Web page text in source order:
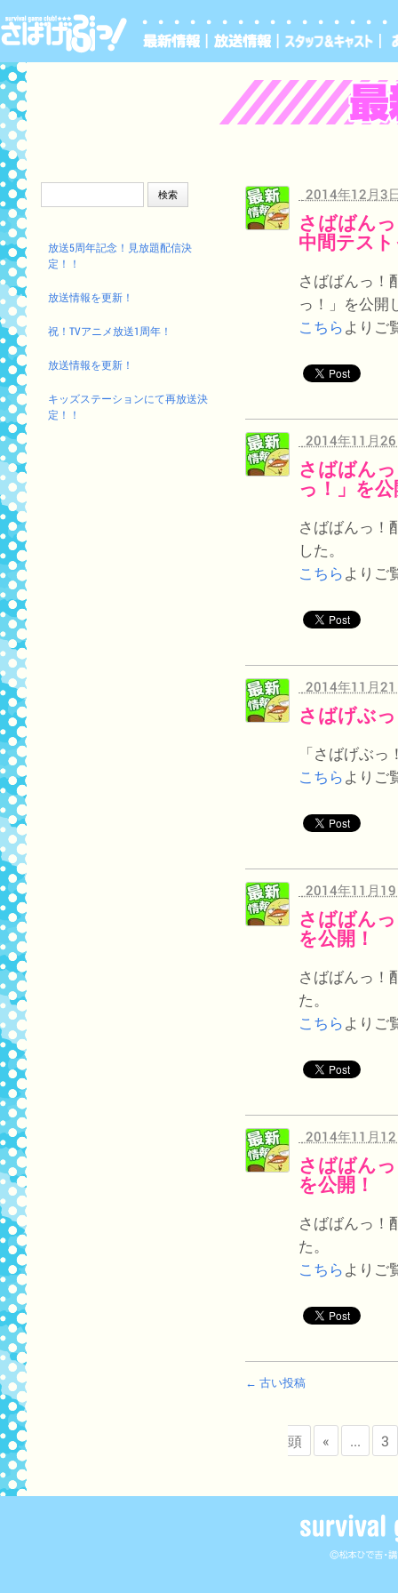
検索:
放送5周年記念！見放題配信決
定！！
放送情報を更新！
祝！TVアニメ放送1周年！
放送情報を更新！
キッズステーションにて再放送決
定！！
2014年12月3
さばばん
中間テス
さばばんっ！
っ！」を公開
こちら よりご
2014年11月
さばばん
っ！」を
さばばんっ！
した。
こちら よりご
2014年11月
さばげぶ
「さばげぶ
こちら よりご
2014年11月
さばばん
を公開！
さばばんっ！
た。
こちら よりご
2014年11月
さばばん
を公開！
さばばんっ！
た。
こちら よりご
← 古い投稿
頭 « ... 3